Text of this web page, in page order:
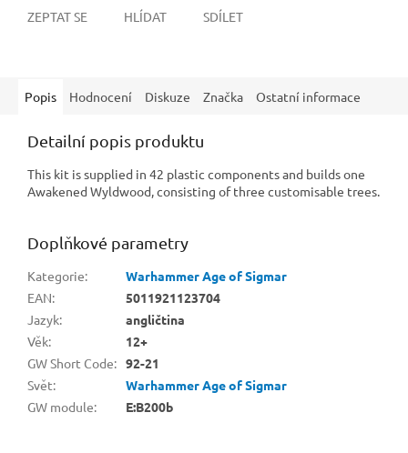
ZEPTAT SE HLÍDAT SDÍLET
Popis Hodnocení Diskuze Značka Ostatní informace
Detailní popis produktu
This kit is supplied in 42 plastic components and builds one
Awakened Wyldwood, consisting of three customisable trees.
Doplňkové parametry
Kategorie:
Warhammer Age of Sigmar
EAN:
5011921123704
Jazyk:
angličtina
Věk:
12+
GW Short Code: 92-21
Svět:
Warhammer Age of Sigmar
GW module: E:B200b